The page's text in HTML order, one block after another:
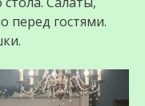
перед гостями.